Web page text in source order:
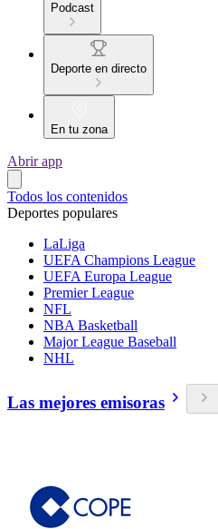
Podcast
Deporte en directo
En tu zona
Abrir app
Todos los contenidos
Deportes populares
LaLiga
UEFA Champions League
UEFA Europa League
Premier League
NFL
NBA Basketball
Major League Baseball
NHL
Las mejores emisoras